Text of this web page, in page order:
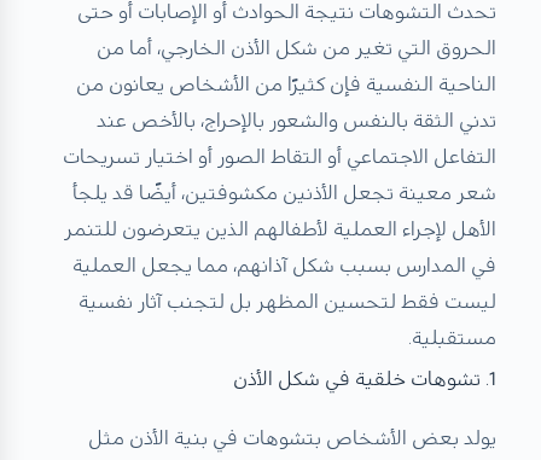
تحدث التشوهات نتيجة الحوادث أو الإصابات أو حتى
الحروق التي تغير من شكل الأذن الخارجي، أما من
الناحية النفسية فإن كثيرًا من الأشخاص يعانون من
تدني الثقة بالنفس والشعور بالإحراج، بالأخص عند
التفاعل الاجتماعي أو التقاط الصور أو اختيار تسريحات
شعر معينة تجعل الأذنين مكشوفتين، أيضًا قد يلجأ
الأهل لإجراء العملية لأطفالهم الذين يتعرضون للتنمر
في المدارس بسبب شكل آذانهم، مما يجعل العملية
ليست فقط لتحسين المظهر بل لتجنب آثار نفسية
مستقبلية.
1. تشوهات خلقية في شكل الأذن
يولد بعض الأشخاص بتشوهات في بنية الأذن مثل